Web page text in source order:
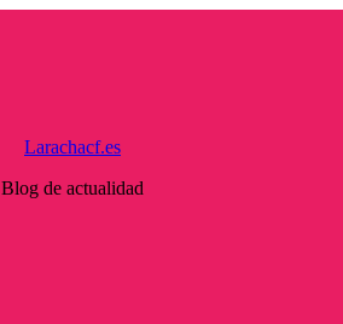
Larachacf.es
Blog de actualidad